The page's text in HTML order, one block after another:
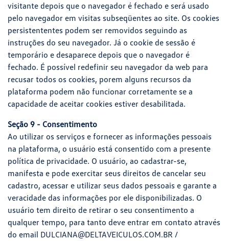
visitante depois que o navegador é fechado e será usado
pelo navegador em visitas subseqüentes ao site. Os cookies
persistententes podem ser removidos seguindo as
instruções do seu navegador. Já o cookie de sessão é
temporário e desaparece depois que o navegador é
fechado. É possível redefinir seu navegador da web para
recusar todos os cookies, porem alguns recursos da
plataforma podem não funcionar corretamente se a
capacidade de aceitar cookies estiver desabilitada.
Seção 9 - Consentimento
Ao utilizar os serviços e fornecer as informações pessoais
na plataforma, o usuário está consentido com a presente
política de privacidade. O usuário, ao cadastrar-se,
manifesta e pode exercitar seus direitos de cancelar seu
cadastro, acessar e utilizar seus dados pessoais e garante a
veracidade das informações por ele disponibilizadas. O
usuário tem direito de retirar o seu consentimento a
qualquer tempo, para tanto deve entrar em contato através
do email DULCIANA@DELTAVEICULOS.COM.BR /